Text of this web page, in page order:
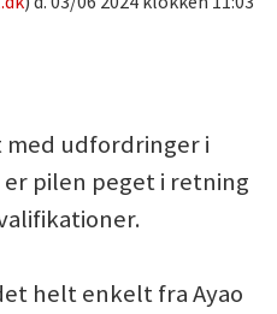
med udfordringer i
pilen peget i retning
helt enkelt fra Ayao